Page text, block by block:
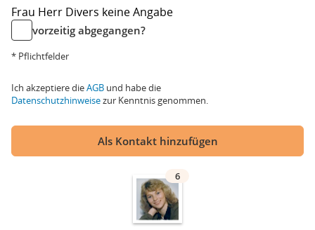
Frau Herr Divers keine Angabe
vorzeitig abgegangen?
* Pflichtfelder
Ich akzeptiere dieAGB und habe die
Datenschutzhinweisezur Kenntnis genommen.
Als Kontakt hinzufügen
6